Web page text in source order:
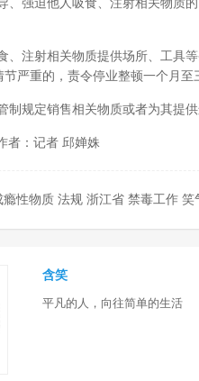
、注射相关物质提供场所、工具
严重的，责令停业整顿一个月至
制规定销售相关物质或者为其提
者：记者 邱婵姝
瘾性物质 法规 浙江省 禁毒工作 笑
含笑
平凡的人，向往简单的生活